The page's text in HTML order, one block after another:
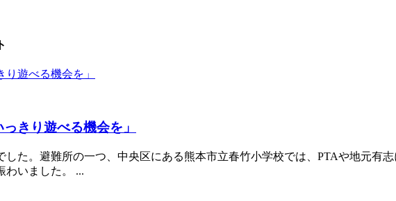
きり遊べる機会を」
した。避難所の一つ、中央区にある熊本市立春竹小学校では、PTAや地元有
わいました。 ...